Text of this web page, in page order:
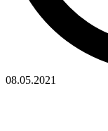
08.05.2021